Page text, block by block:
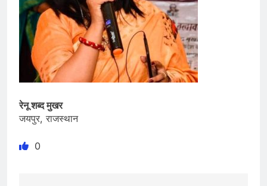
रेनू शब्द मुखर
जयपुर, राजस्थान
0